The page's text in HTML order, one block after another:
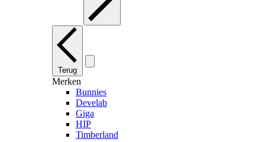
Terug
Merken
Bunnies
Develab
Giga
HIP
Timberland